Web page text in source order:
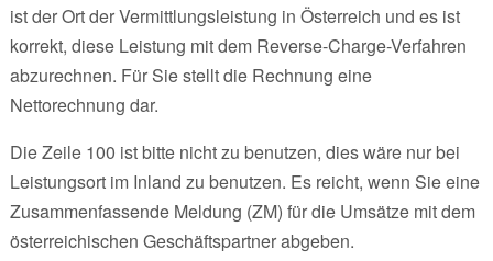
ist der Ort der Vermittlungsleistung in Österreich und es ist
korrekt, diese Leistung mit dem Reverse-Charge-Verfahren
abzurechnen. Für Sie stellt die Rechnung eine
Nettorechnung dar.
Die Zeile 100 ist bitte nicht zu benutzen, dies wäre nur bei
Leistungsort im Inland zu benutzen. Es reicht, wenn Sie eine
Zusammenfassende Meldung (ZM) für die Umsätze mit dem
österreichischen Geschäftspartner abgeben.